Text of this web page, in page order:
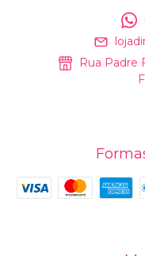
Rua Padre